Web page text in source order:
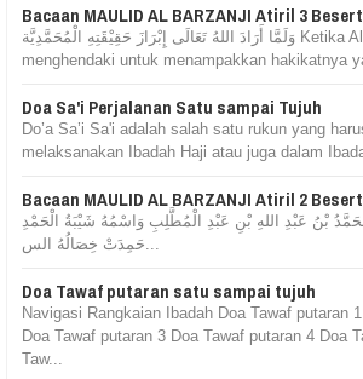
Bacaan MAULID AL BARZANJI Atiril 3
وَلَمَّا أَرَادَ اللهُ تَعَالَى إِبْرَازَ حَقِيْقَتِهِ الْمُحَمَّدِيَّة Ketika Allah Ta‘ala
menghendaki untuk menampakkan hakikatnya
Doa Sa'i Perjalanan Satu sampai Tujuh
Do’a Sa’i Sa'i adalah salah satu rukun yang
melaksanakan Ibadah Haji atau juga dalam
Bacaan MAULID AL BARZANJI Atiril 2
بْنُ عَبْدِ اللهِ بْنِ عَبْدِ الْمُطَّلِبِ وَاسْمُهُ شَيْبَةُ الْحَمْدِ
Doa Tawaf putaran satu sampai tujuh
Navigasi Rangkaian Ibadah Doa Tawaf putaran
Doa Tawaf putaran 3 Doa Tawaf putaran 4 Doa
Taw...